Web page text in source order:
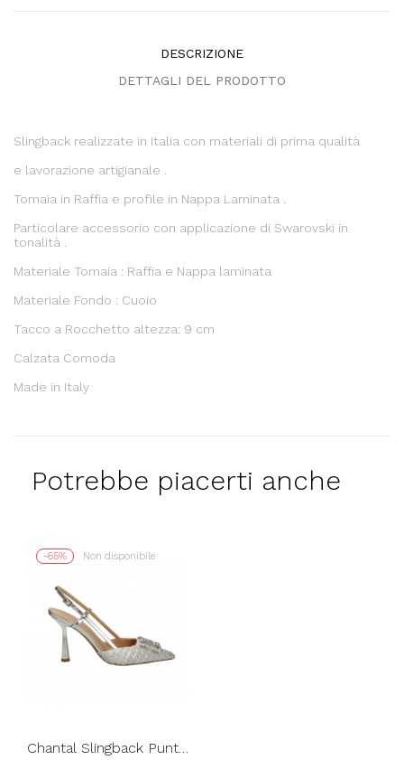
DESCRIZIONE
DETTAGLI DEL PRODOTTO
Slingback realizzate in Italia con materiali di prima qualità
e lavorazione artigianale .
Tomaia in Raffia e profile in Nappa Laminata .
Particolare accessorio con applicazione di Swarovski in
tonalità .
Materiale Tomaia : Raffia e Nappa laminata
Materiale Fondo : Cuoio
Tacco a Rocchetto altezza: 9 cm
Calzata Comoda
Made in Italy
Potrebbe piacerti anche
-65% Non disponibile
Chantal Slingback Punta